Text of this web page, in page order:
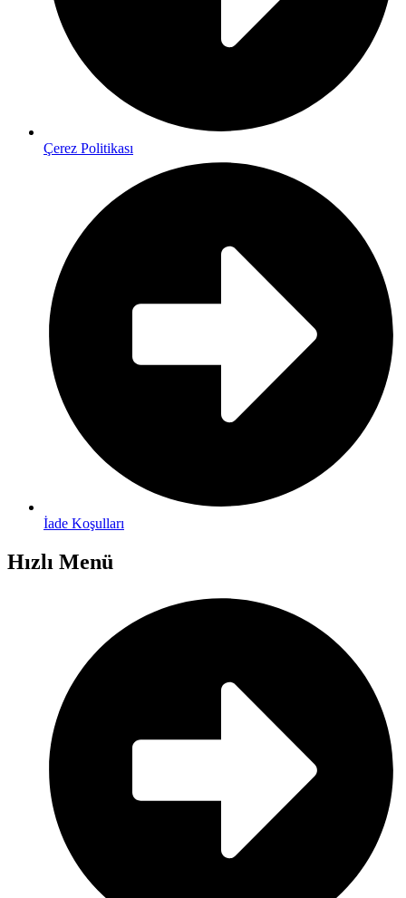
Çerez Politikası
İade Koşulları
Hızlı Menü